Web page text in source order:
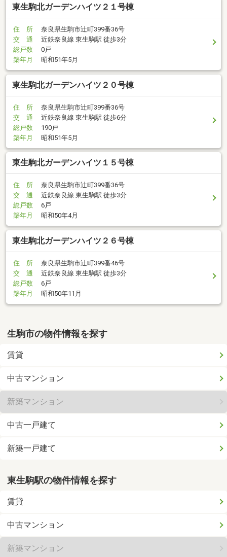
東生駒北ガーデンハイツ２１号棟
住 所
奈良県生駒市辻町399番36号
交 通
近鉄奈良線 東生駒駅 徒歩3分
総戸数
0戸
築年月
昭和51年5月
東生駒北ガーデンハイツ２０号棟
住 所
奈良県生駒市辻町399番36号
交 通
近鉄奈良線 東生駒駅 徒歩6分
総戸数
190戸
築年月
昭和51年5月
東生駒北ガーデンハイツ１５号棟
住 所
奈良県生駒市辻町399番36号
交 通
近鉄奈良線 東生駒駅 徒歩3分
総戸数
6戸
築年月
昭和50年4月
東生駒北ガーデンハイツ２６号棟
住 所
奈良県生駒市辻町399番46号
交 通
近鉄奈良線 東生駒駅 徒歩3分
総戸数
6戸
築年月
昭和50年11月
生駒市の物件情報を探す
賃貸
中古マンション
新築マンション
中古一戸建て
新築一戸建て
東生駒駅の物件情報を探す
賃貸
中古マンション
新築マンション